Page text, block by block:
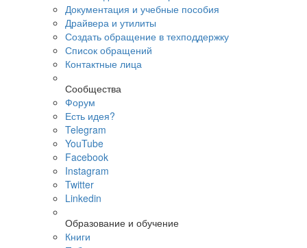
Документация и учебные пособия
Драйвера и утилиты
Создать обращение в техподдержку
Список обращений
Контактные лица
Сообщества
Форум
Есть идея?
Telegram
YouTube
Facebook
Instagram
Twitter
Linkedin
Образование и обучение
Книги